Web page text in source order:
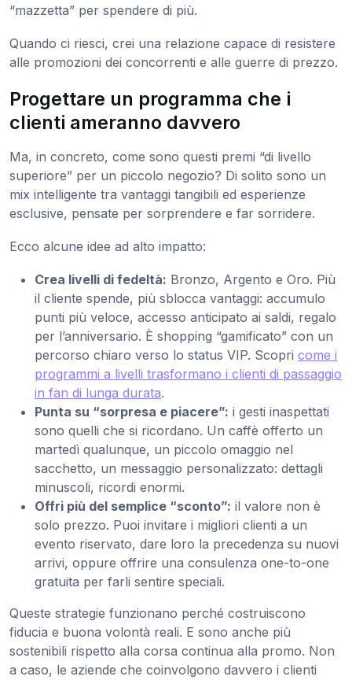
“mazzetta” per spendere di più.
Quando ci riesci, crei una relazione capace di resistere
alle promozioni dei concorrenti e alle guerre di prezzo.
Progettare un programma che i
clienti ameranno davvero
Ma, in concreto, come sono questi premi “di livello
superiore” per un piccolo negozio? Di solito sono un
mix intelligente tra vantaggi tangibili ed esperienze
esclusive, pensate per sorprendere e far sorridere.
Ecco alcune idee ad alto impatto:
Crea livelli di fedeltà: Bronzo, Argento e Oro. Più
il cliente spende, più sblocca vantaggi: accumulo
punti più veloce, accesso anticipato ai saldi, regalo
per l’anniversario. È shopping “gamificato” con un
percorso chiaro verso lo status VIP. Scopri come i
programmi a livelli trasformano i clienti di passaggio
in fan di lunga durata.
Punta su “sorpresa e piacere”: i gesti inaspettati
sono quelli che si ricordano. Un caffè offerto un
martedì qualunque, un piccolo omaggio nel
sacchetto, un messaggio personalizzato: dettagli
minuscoli, ricordi enormi.
Offri più del semplice “sconto”: il valore non è
solo prezzo. Puoi invitare i migliori clienti a un
evento riservato, dare loro la precedenza su nuovi
arrivi, oppure offrire una consulenza one-to-one
gratuita per farli sentire speciali.
Queste strategie funzionano perché costruiscono
fiducia e buona volontà reali. E sono anche più
sostenibili rispetto alla corsa continua alla promo. Non
a caso, le aziende che coinvolgono davvero i clienti